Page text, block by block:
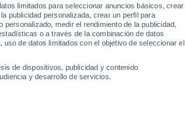
limitados para seleccionar anuncios básicos, crear
publicidad personalizada, crear un perfil para
medir el rendimiento de la publicidad,
o a través de la combinación de datos
de datos limitados con el objetivo de seleccionar el
de dispositivos, publicidad y contenido
y desarrollo de servicios.
Sarandi del
Yi